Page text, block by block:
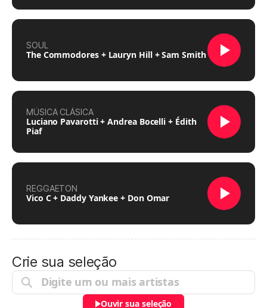
SOUL
The Commodores + Lauryn Hill + Sam Smith
MÚSICA CLÁSICA
Luciano Pavarotti + Andrea Bocelli + Édith
Piaf
REGGAETON
Vico C + Daddy Yankee + Don Omar
Crie sua seleção
Ouvir sua seleção